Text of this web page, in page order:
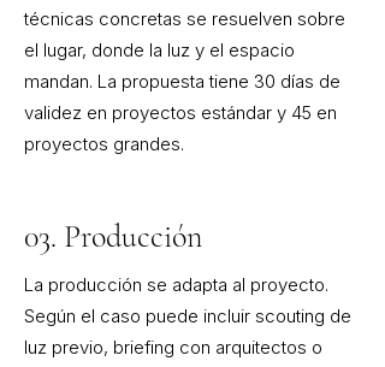
técnicas concretas se resuelven sobre
el lugar, donde la luz y el espacio
mandan. La propuesta tiene 30 días de
validez en proyectos estándar y 45 en
proyectos grandes.
03. Producción
La producción se adapta al proyecto.
Según el caso puede incluir scouting de
luz previo, briefing con arquitectos o